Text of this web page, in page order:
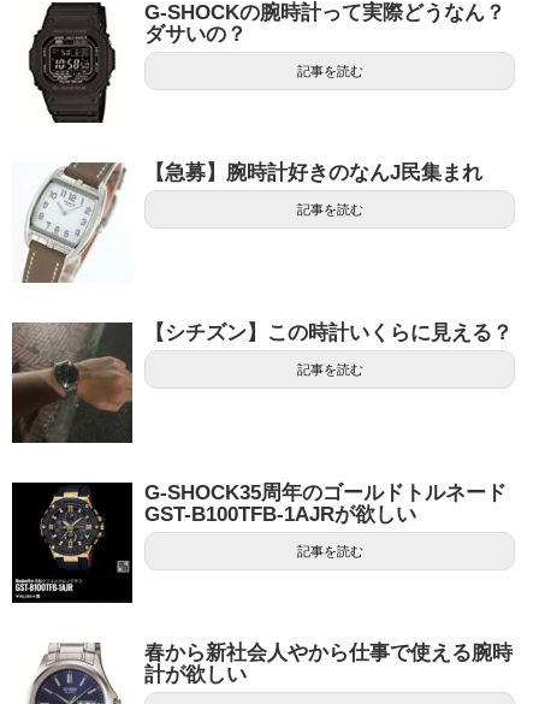
G-SHOCKの腕時計って実際どうなん？
ダサいの？
記事を読む
【急募】腕時計好きのなんJ民集まれ
記事を読む
【シチズン】この時計いくらに見える？
記事を読む
G-SHOCK35周年のゴールドトルネード
GST-B100TFB-1AJRが欲しい
記事を読む
春から新社会人やから仕事で使える腕時
計が欲しい